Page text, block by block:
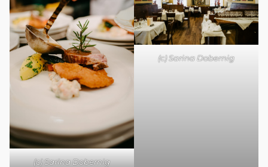
(c) Sarina Dobernig
(c) Sarina Dobernig